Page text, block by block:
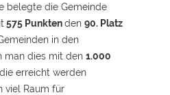
belegte die Gemeinde
575 Punktenden 90. Platz
in den
man dies mit den 1.000
erreicht werden
viel Raum für